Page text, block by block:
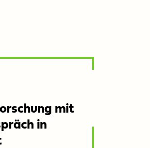
mit
in